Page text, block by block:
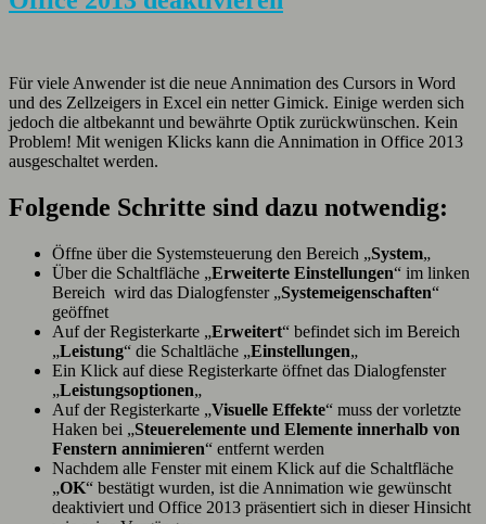
Für viele Anwender ist die neue Annimation des Cursors in Word
und des Zellzeigers in Excel ein netter Gimick. Einige werden sich
jedoch die altbekannt und bewährte Optik zurückwünschen. Kein
Problem! Mit wenigen Klicks kann die Annimation in Office 2013
ausgeschaltet werden.
Folgende Schritte sind dazu notwendig:
Öffne über die Systemsteuerung den Bereich „System„
Über die Schaltfläche „Erweiterte Einstellungen“ im linken
Bereich wird das Dialogfenster „Systemeigenschaften“
geöffnet
Auf der Registerkarte „Erweitert“ befindet sich im Bereich
„Leistung“ die Schaltläche „Einstellungen„
Ein Klick auf diese Registerkarte öffnet das Dialogfenster
„Leistungsoptionen„
Auf der Registerkarte „Visuelle Effekte“ muss der vorletzte
Haken bei „Steuerelemente und Elemente innerhalb von
Fenstern annimieren“ entfernt werden
Nachdem alle Fenster mit einem Klick auf die Schaltfläche
„OK“ bestätigt wurden, ist die Annimation wie gewünscht
deaktiviert und Office 2013 präsentiert sich in dieser Hinsicht